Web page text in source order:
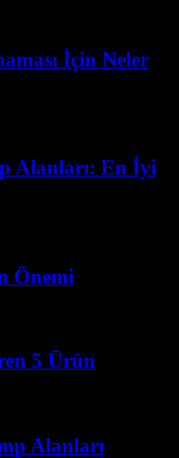
İçin Neler
Alanları: En İyi
Önemi
5 Ürün
Alanları